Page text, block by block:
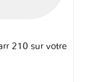
210 sur votre